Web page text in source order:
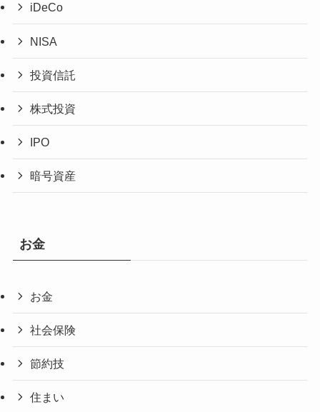
iDeCo
NISA
投資信託
株式投資
IPO
暗号資産
お金
お金
社会保険
節約技
住まい